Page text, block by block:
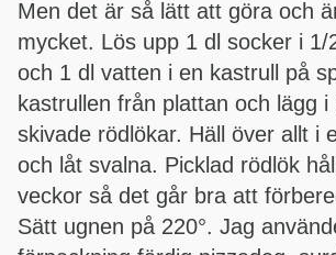
Men det är så lätt att göra och
mycket. Lös upp 1 dl socker i 1/
och 1 dl vatten i en kastrull på
kastrullen från plattan och lägg
skivade rödlökar. Häll över allt i
och låt svalna. Picklad rödlök
veckor så det går bra att
Sätt ugnen på 220°. Jag